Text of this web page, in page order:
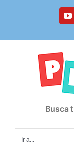
Busca
Ir a...